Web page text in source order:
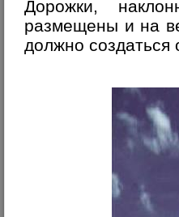
Дорожки,
размещены и на
должно создаться